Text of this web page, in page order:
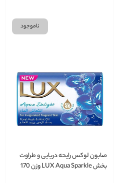
ناموجود
صابون لوکس رایحه دریایی و طراوت
بخش LUX Aqua Sparkle وزن 170